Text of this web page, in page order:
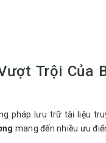
Trội Của
pháp lưu trữ tài liệu
mang đến nhiều ưu